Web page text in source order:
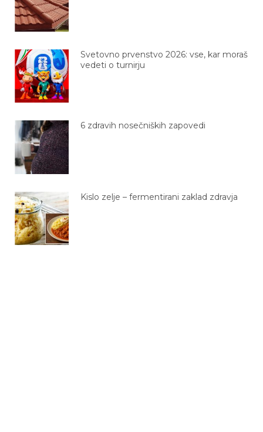
Svetovno prvenstvo 2026: vse, kar moraš
vedeti o turnirju
6 zdravih nosečniških zapovedi
Kislo zelje – fermentirani zaklad zdravja